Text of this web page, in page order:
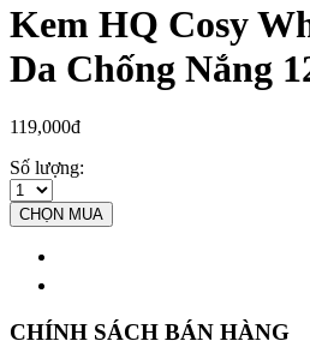
Kem HQ Cosy
Da Chống Nắng
119,000đ
Số lượng:
CHỌN MUA
CHÍNH SÁCH BÁN HÀNG